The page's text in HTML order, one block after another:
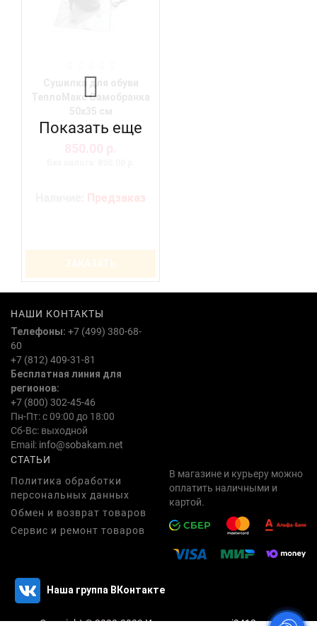
ТеплоМакс Самобранка
Предзаказ
ЗАКАЗАТЬ
Показать еще
НАШИ КОНТАКТЫ
Телефоны: +7 (499) 380-68-
60
+7 (812) 409-31-81
Бесплатная линия для
регионов:
+7 (800) 302-45-46
Пн-Пт: с 09:00 до 18:00
Сб-Вс: выходной
Email: info@sobakam.net
СТАТЬИ
Политика обработки
персональных данных
Обмен и возврат товаров
Сервис и ремонт товаров
В магазине и курьеру можно
оплатить наличными и
картой.
Наша группа ВКонтакте
Copyright © 2020-2023Интернет магазин i3412.com